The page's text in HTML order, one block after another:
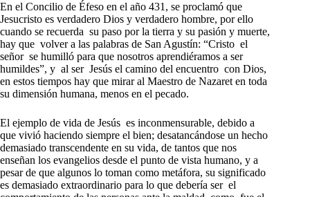
En el Concilio de Éfeso en el año 431, se proclamó que
Jesucristo es verdadero Dios y verdadero hombre, por ello
cuando se recuerda su paso por la tierra y su pasión y muerte,
hay que volver a las palabras de San Agustín: “Cristo el
señor se humilló para que nosotros aprendiéramos a ser
humildes”, y al ser Jesús el camino del encuentro con Dios,
en estos tiempos hay que mirar al Maestro de Nazaret en toda
su dimensión humana, menos en el pecado.
El ejemplo de vida de Jesús es inconmensurable, debido a
que vivió haciendo siempre el bien; desatancándose un hecho
demasiado transcendente en su vida, de tantos que nos
enseñan los evangelios desde el punto de vista humano, y a
pesar de que algunos lo toman como metáfora, su significado
es demasiado extraordinario para lo que debería ser el